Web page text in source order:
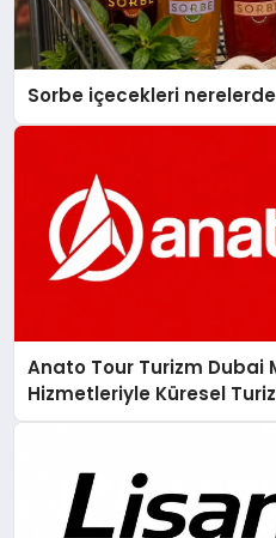
Sorbe içecekleri
Anato Tour Turizm Dubai
Hizmetleriyle Küresel